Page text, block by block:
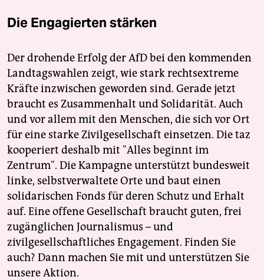
Die Engagierten stärken
Der drohende Erfolg der AfD bei den kommenden
Landtagswahlen zeigt, wie stark rechtsextreme
Kräfte inzwischen geworden sind. Gerade jetzt
braucht es Zusammenhalt und Solidarität. Auch
und vor allem mit den Menschen, die sich vor Ort
für eine starke Zivilgesellschaft einsetzen. Die taz
kooperiert deshalb mit "Alles beginnt im
Zentrum". Die Kampagne unterstützt bundesweit
linke, selbstverwaltete Orte und baut einen
solidarischen Fonds für deren Schutz und Erhalt
auf. Eine offene Gesellschaft braucht guten, frei
zugänglichen Journalismus – und
zivilgesellschaftliches Engagement. Finden Sie
auch? Dann machen Sie mit und unterstützen Sie
unsere Aktion.